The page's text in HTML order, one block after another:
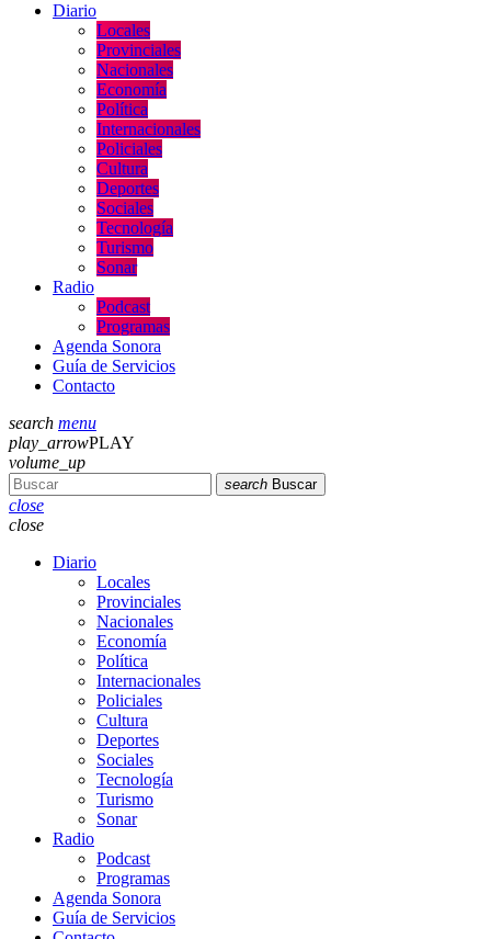
Diario
Locales
Provinciales
Nacionales
Economía
Política
Internacionales
Policiales
Cultura
Deportes
Sociales
Tecnología
Turismo
Sonar
Radio
Podcast
Programas
Agenda Sonora
Guía de Servicios
Contacto
search menu
play_arrowPLAY
volume_up
search Buscar
close
close
Diario
Locales
Provinciales
Nacionales
Economía
Política
Internacionales
Policiales
Cultura
Deportes
Sociales
Tecnología
Turismo
Sonar
Radio
Podcast
Programas
Agenda Sonora
Guía de Servicios